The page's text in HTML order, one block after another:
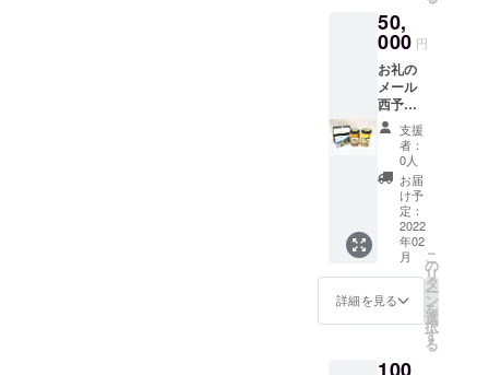
縦型不
織布
トート
で
す。）
50,
000 円
お礼の
メール
西予自
然工
房 百
花とみ
かんは
ちみつ
170g
セット
オリジ
ナル
トート
バック
（A 4サ
イズが
イズの
支援
者：
0人
お届
け予
定：
2022
年02
月
詳細を見る
こ
の
リ
タ
ー
ン
を
選
択
す
る
100